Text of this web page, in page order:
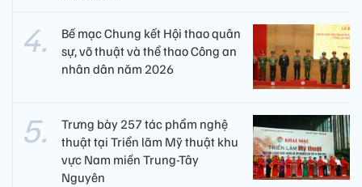
Bế mạc Chung kết Hội thao quân
sự, võ thuật và thể thao Công an
nhân dân năm 2026
Trưng bày 257 tác phẩm nghệ
thuật tại Triển lãm Mỹ thuật khu
vực Nam miền Trung-Tây
Nguyên